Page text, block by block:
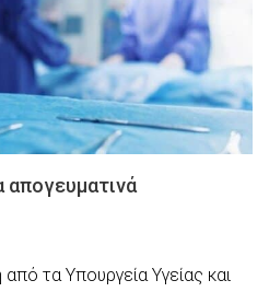
τα Υπουργεία Υγείας και